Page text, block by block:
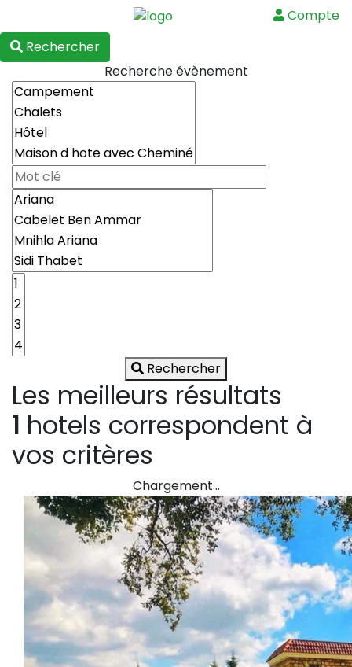
Compte
Rechercher
Recherche évènement
Rechercher
Les meilleurs résultats
1 hotels correspondent à
vos critères
Chargement…